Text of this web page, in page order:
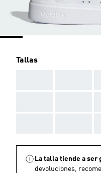
Tallas
La talla tiende a ser
devoluciones,